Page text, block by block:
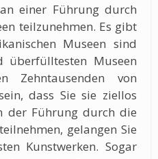
einer Führung durch
teilzunehmen. Es gibt
Museen sind
Museen
von
dass Sie sie ziellos
der Führung durch die
gelangen Sie
Kunstwerken. Sogar